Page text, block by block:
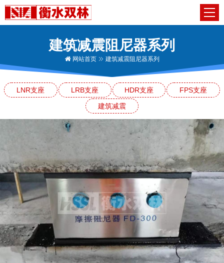
建筑减震阻尼器系列
网站首页 建筑减震阻尼器系列
LNR支座 LRB支座 HDR支座
FPS支座
建筑减震